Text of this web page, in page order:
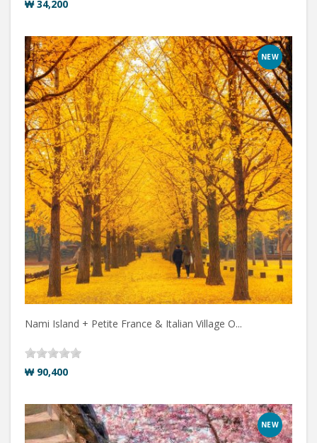
₩ 34,200
NEW
Nami Island + Petite France & Italian Village O...
₩ 90,400
NEW